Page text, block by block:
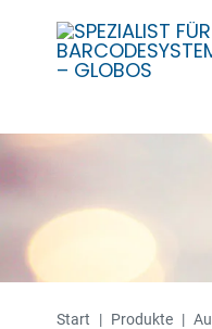
Skip
content
Start | Produkte |